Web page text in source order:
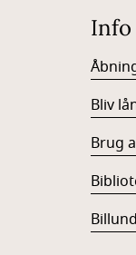
Info
Bliv
Brug